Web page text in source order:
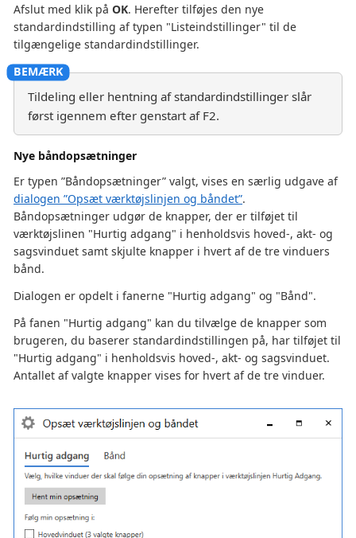
Afslut med klik på OK. Herefter tilføjes den nye
standardindstilling af typen "Listeindstillinger" til de
tilgængelige standardindstillinger.
Tildeling eller hentning af standardindstillinger slår
først igennem efter genstart af F2.
Nye båndopsætninger
Er typen ”Båndopsætninger” valgt, vises en særlig udgave af
dialogen ”Opsæt værktøjslinjen og båndet”.
Båndopsætninger udgør de knapper, der er tilføjet til
værktøjslinen "Hurtig adgang" i henholdsvis hoved-, akt- og
sagsvinduet samt skjulte knapper i hvert af de tre vinduers
bånd.
Dialogen er opdelt i fanerne "Hurtig adgang" og "Bånd".
På fanen "Hurtig adgang" kan du tilvælge de knapper som
brugeren, du baserer standardindstillingen på, har tilføjet til
"Hurtig adgang" i henholdsvis hoved-, akt- og sagsvinduet.
Antallet af valgte knapper vises for hvert af de tre vinduer.